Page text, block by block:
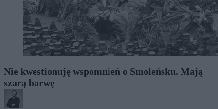
Nie kwestionuję wspomnień o Smoleńsku. Mają
szarą barwę